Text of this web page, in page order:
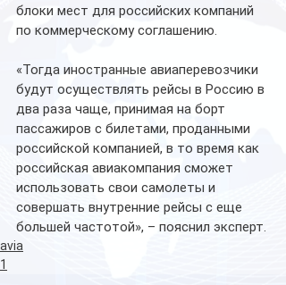
блоки мест для российских компаний
по коммерческому соглашению.
«Тогда иностранные авиаперевозчики
будут осуществлять рейсы в Россию в
два раза чаще, принимая на борт
пассажиров с билетами, проданными
российской компанией, в то время как
российская авиакомпания сможет
использовать свои самолеты и
совершать внутренние рейсы с еще
большей частотой», – пояснил эксперт.
avia
1